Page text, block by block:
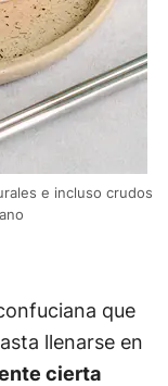
e incluso crudos
que
llenarse en
cierta